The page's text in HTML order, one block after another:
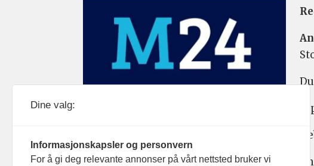
Dine valg:
Informasjonskapsler og personvern
For å gi deg relevante annonser på vårt nettsted bruker vi